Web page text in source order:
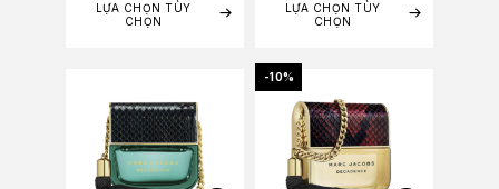
LỰA CHỌN TÙY
CHỌN
LỰA CHỌN TÙY
CHỌN
-10%